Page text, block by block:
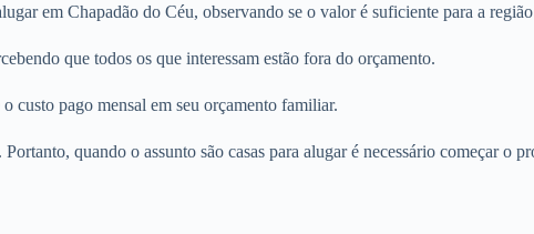
em Chapadão do Céu, observando se o valor é suficiente para a
que todos os que interessam estão fora do orçamento.
custo pago mensal em seu orçamento familiar.
quando o assunto são casas para alugar é necessário começar o